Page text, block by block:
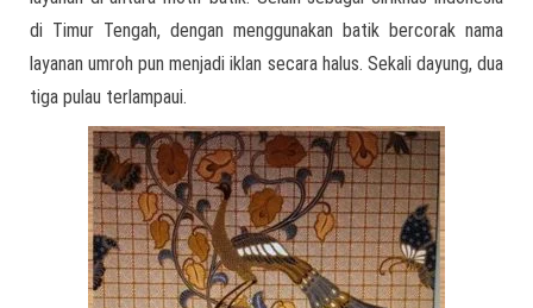
di Timur Tengah, dengan menggunakan batik bercorak nama
layanan umroh pun menjadi iklan secara halus. Sekali dayung, dua
tiga pulau terlampaui.